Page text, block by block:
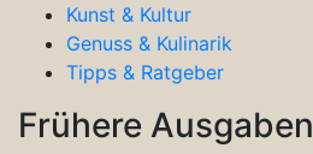
Kunst & Kultur
Genuss & Kulinarik
Tipps & Ratgeber
Frühere Ausgaben